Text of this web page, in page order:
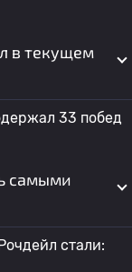
в текущем
33 побед
самыми
стали: